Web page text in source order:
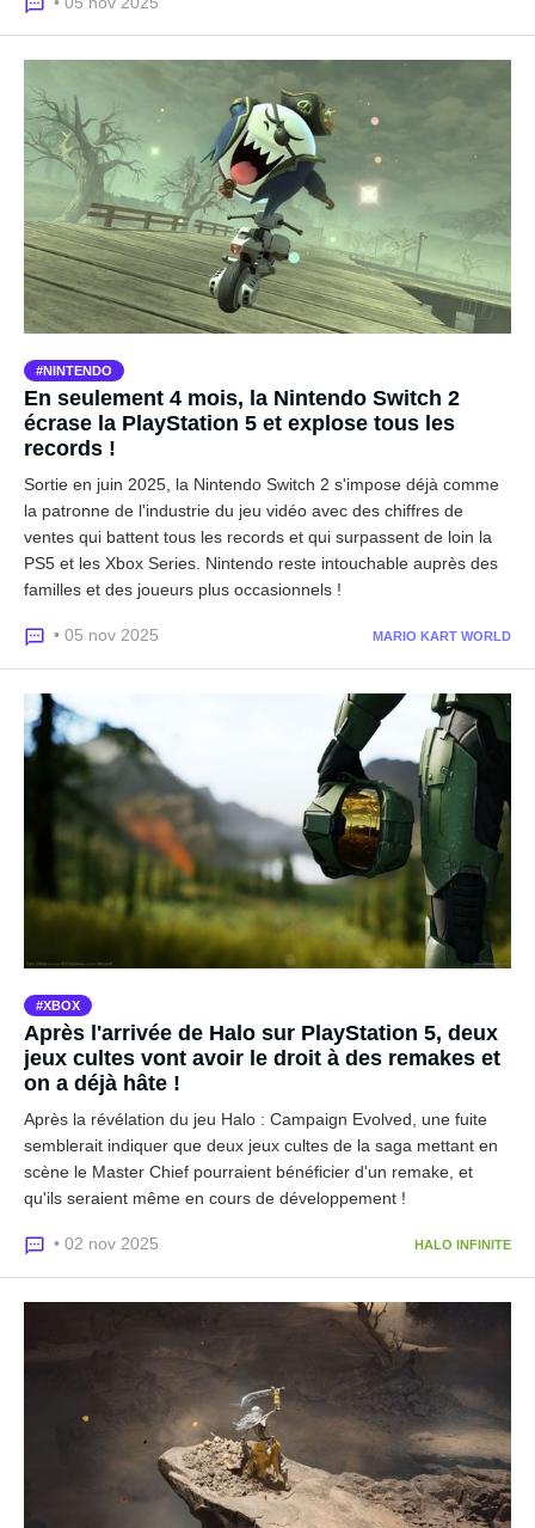
NINTENDO
En seulement 4 mois, la Nintendo Switch 2
écrase la PlayStation 5 et explose tous les
records !
Sortie en juin 2025, la Nintendo Switch 2 s'impose déjà comme
la patronne de l'industrie du jeu vidéo avec des chiffres de
ventes qui battent tous les records et qui surpassent de loin la
PS5 et les Xbox Series. Nintendo reste intouchable auprès des
familles et des joueurs plus occasionnels !
• 05 nov 2025 MARIO KART WORLD
XBOX
Après l'arrivée de Halo sur PlayStation 5, deux
jeux cultes vont avoir le droit à des remakes et
on a déjà hâte !
Après la révélation du jeu Halo : Campaign Evolved, une fuite
semblerait indiquer que deux jeux cultes de la saga mettant en
scène le Master Chief pourraient bénéficier d'un remake, et
qu'ils seraient même en cours de développement !
• 02 nov 2025 HALO INFINITE